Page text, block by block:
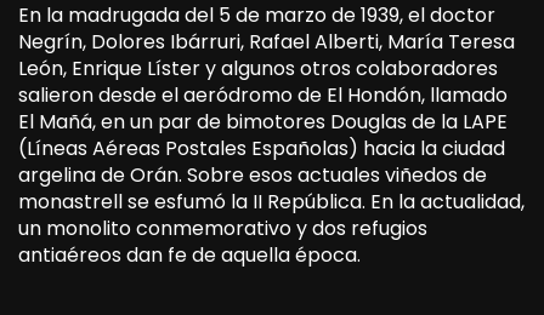
En la madrugada del 5 de marzo de 1939, el doctor
Negrín, Dolores Ibárruri, Rafael Alberti, María Teresa
León, Enrique Líster y algunos otros colaboradores
salieron desde el aeródromo de El Hondón, llamado
El Mañá, en un par de bimotores Douglas de la LAPE
(Líneas Aéreas Postales Españolas) hacia la ciudad
argelina de Orán. Sobre esos actuales viñedos de
monastrell se esfumó la II República. En la actualidad,
un monolito conmemorativo y dos refugios
antiaéreos dan fe de aquella época.